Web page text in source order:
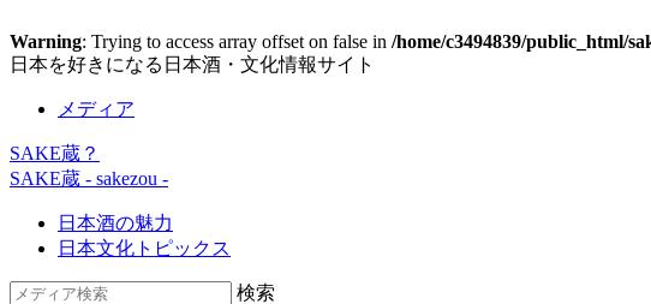
Warning : Trying to access array offset on false in /home/c3494839/public_html/
日本を好きになる日本酒・文化情報サイト
メディア
SAKE蔵？
SAKE蔵 - sakezou -
日本酒の魅力
日本文化トピックス
検索